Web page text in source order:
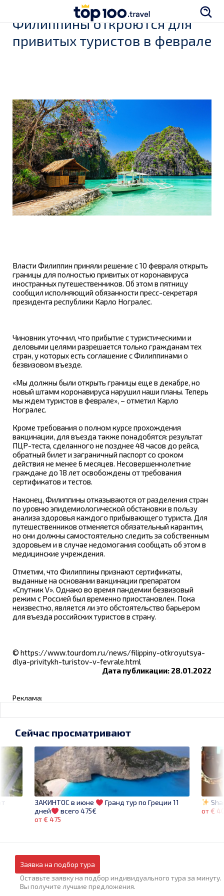
Филиппины откроются для
привитых туристов в феврале
Власти Филиппин приняли решение с 10 февраля открыть
границы для полностью привитых от коронавируса
иностранных путешественников. Об этом в пятницу
сообщил исполняющий обязанности пресс-секретаря
президента республики Карло Ногралес.
Чиновник уточнил, что прибытие с туристическими и
деловыми целями разрешается только гражданам тех
стран, у которых есть соглашение с Филиппинами о
безвизовом въезде.
«Мы должны были открыть границы еще в декабре, но
новый штамм коронавируса нарушил наши планы. Теперь
мы ждем туристов в феврале», – отметил Карло
Ногралес.
Кроме требования о полном курсе прохождения
вакцинации, для въезда также понадобятся: результат
ПЦР-теста, сделанного не позднее 48 часов до рейса,
обратный билет и заграничный паспорт со сроком
действия не менее 6 месяцев. Несовершеннолетние
граждане до 18 лет освобождены от требования
сертификатов и тестов.
Наконец, Филиппины отказываются от разделения стран
по уровню эпидемиологической обстановки в пользу
анализа здоровья каждого прибывающего туриста. Для
путешественников отменяется обязательный карантин,
но они должны самостоятельно следить за собственным
здоровьем и в случае недомогания сообщать об этом в
медицинские учреждения.
Отметим, что Филиппины признают сертификаты,
выданные на основании вакцинации препаратом
«Спутник V». Однако во время пандемии безвизовый
режим с Россией был временно приостановлен. Пока
неизвестно, является ли это обстоятельство барьером
для въезда российских туристов в страну.
© https://www.tourdom.ru/news/filippiny-otkroyutsya-
dlya-privitykh-turistov-v-fevrale.html
Дата публикации: 28.01.2022
Реклама:
от €
Сейчас просматривают
ЗАКИНТОС в июне
Гранд тур по Греции 11
дней
всего 475€
от € 475
Заявка на подбор тура
Оставьте заявку на подбор индивидуального тура за минуту.
Вы получите лучшие предложения.